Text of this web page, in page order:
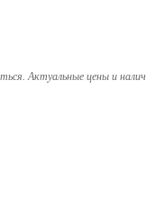
Актуальные цены и